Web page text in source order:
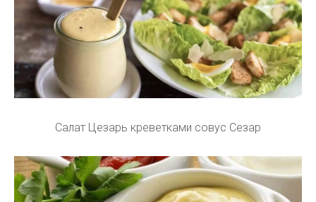
Салат Цезарь креветками совус Сезар